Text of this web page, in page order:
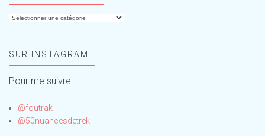
Aide-
!SUR INSTAGRAM…
Pour me suivre:
@foutrak
@50nuancesdetrek